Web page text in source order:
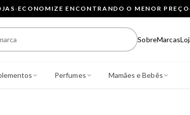
· ECONOMIZE ENCONTRANDO O MENOR PREÇO
SobreMarcas
Perfumes Mamães e Bebês